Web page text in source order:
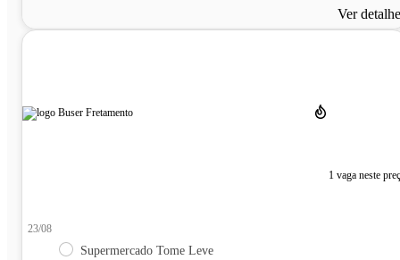
Ver
1 vaga neste
23/08
Supermercado Tome Leve